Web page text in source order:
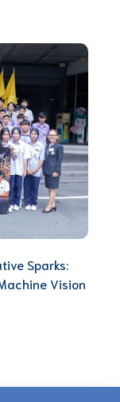
Sparks:
Vision